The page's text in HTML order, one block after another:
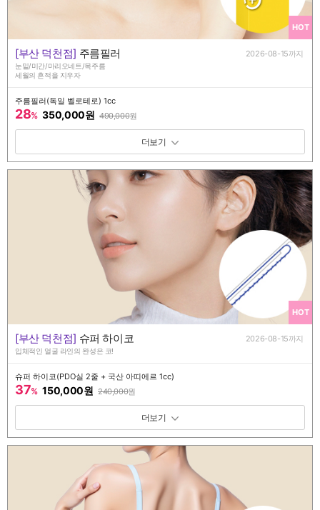
HOT
[부산 덕천점] 주름필러 2026-08-15까지
눈밑/미간/마리오네트/목주름
세월의 흔적을 지우자
주름필러(독일 벨로테로) 1cc
28% 350,000원 490,000원
패키지 보기 토글
HOT
[부산 덕천점] 슈퍼 하이코 2026-08-15까지
입체적인 얼굴 라인의 완성은 코!
슈퍼 하이코(PDO실 2줄 + 국산 아띠에르 1cc)
37% 150,000원 240,000원
패키지 보기 토글